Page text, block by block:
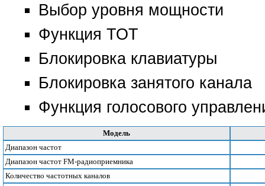
Выбор уровня мощности
Функция ТОТ
Блокировка клавиатуры
Блокировка занятого канала
Функция голосового
Модель
Диапазон частот
Диапазон частот FM-радиоприемника
Количество частотных каналов